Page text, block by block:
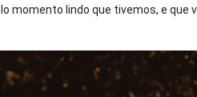
momento lindo que tivemos, e que